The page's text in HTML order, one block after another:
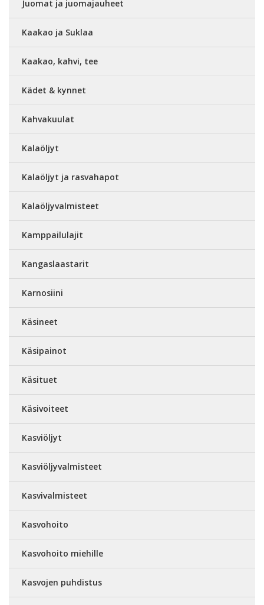
Juomat ja juomajauheet
Kaakao ja Suklaa
Kaakao, kahvi, tee
Kädet & kynnet
Kahvakuulat
Kalaöljyt
Kalaöljyt ja rasvahapot
Kalaöljyvalmisteet
Kamppailulajit
Kangaslaastarit
Karnosiini
Käsineet
Käsipainot
Käsituet
Käsivoiteet
Kasviöljyt
Kasviöljyvalmisteet
Kasvivalmisteet
Kasvohoito
Kasvohoito miehille
Kasvojen puhdistus